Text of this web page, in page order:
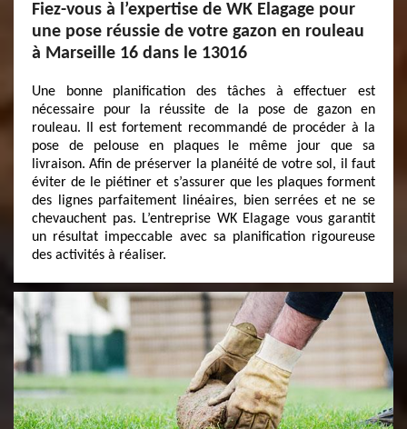
Fiez-vous à l’expertise de WK Elagage pour
une pose réussie de votre gazon en rouleau
à Marseille 16 dans le 13016
Une bonne planification des tâches à effectuer est
nécessaire pour la réussite de la pose de gazon en
rouleau. Il est fortement recommandé de procéder à la
pose de pelouse en plaques le même jour que sa
livraison. Afin de préserver la planéité de votre sol, il faut
éviter de le piétiner et s’assurer que les plaques forment
des lignes parfaitement linéaires, bien serrées et ne se
chevauchent pas. L’entreprise WK Elagage vous garantit
un résultat impeccable avec sa planification rigoureuse
des activités à réaliser.